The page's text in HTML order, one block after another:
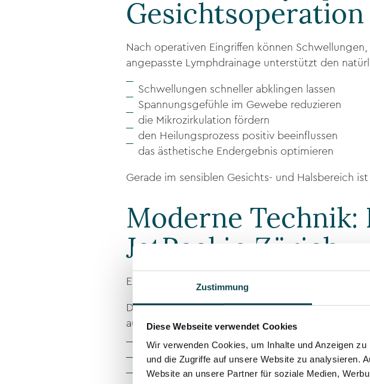
Zustimmung
Diese Webseite verwendet Cookies
Wir verwenden Cookies, um Inhalte und Anzeigen
und die Zugriffe auf unsere Website zu analysieren.
Website an unsere Partner für soziale Medien,
Nach operativen Eingriffen können
angepasste Lymphdrainage unterstützt den
Schwellungen schneller abklingen lassen
Spannungsgefühle im Gewebe reduzieren
die Mikrozirkulation fördern
den Heilungsprozess positiv beeinflussen
das ästhetische Endergebnis optimieren
Gerade im sensiblen Gesichts- und Halsbereich
Moderne
JetPeel in Zürich
Ergänzend zur klassischen manuellen Methode
DasJetPeelarbeitet mit einem fein regulierten
auftrifft. Dadurch kann:
der Lymphfluss stimuliert werden
die Durchblutung verbessert werden
die Haut beruhigt werden